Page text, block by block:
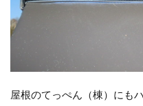
屋根のてっぺん（棟）にも